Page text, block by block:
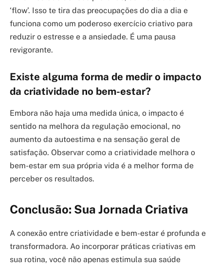
‘flow’. Isso te tira das preocupações do dia a dia e
funciona como um poderoso exercício criativo para
reduzir o estresse e a ansiedade. É uma pausa
revigorante.
Existe alguma forma de medir o impacto
da criatividade no bem-estar?
Embora não haja uma medida única, o impacto é
sentido na melhora da regulação emocional, no
aumento da autoestima e na sensação geral de
satisfação. Observar como a criatividade melhora o
bem-estar em sua própria vida é a melhor forma de
perceber os resultados.
Conclusão: Sua Jornada Criativa
A conexão entre criatividade e bem-estar é profunda e
transformadora. Ao incorporar práticas criativas em
sua rotina, você não apenas estimula sua saúde